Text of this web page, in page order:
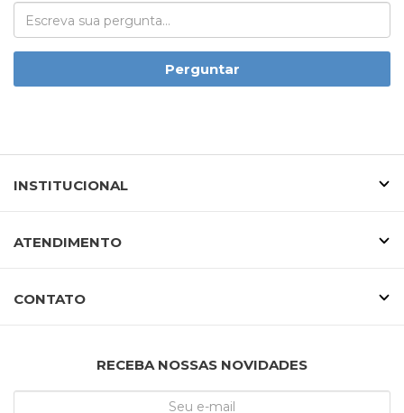
Perguntar
INSTITUCIONAL
ATENDIMENTO
CONTATO
RECEBA NOSSAS NOVIDADES